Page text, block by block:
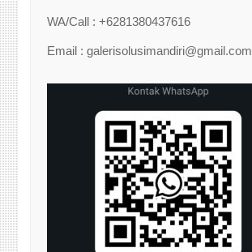
WA/Call : +6281380437616
Email : galerisolusimandiri@gmail.com